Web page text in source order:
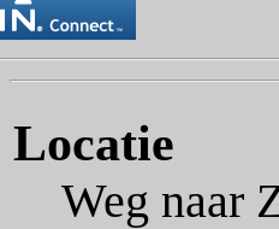
Locatie
Weg naar